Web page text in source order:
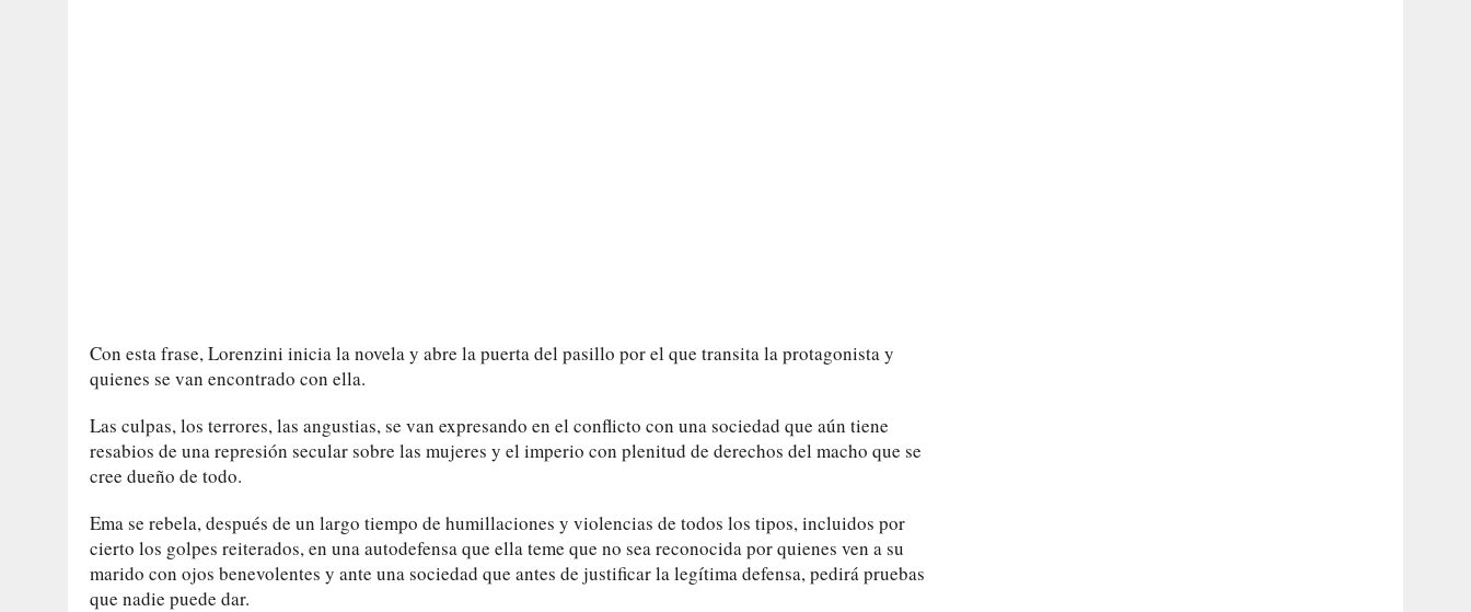
Con esta frase, Lorenzini inicia la novela y abre la puerta del pasillo por el que transita la protagonista y
quienes se van encontrado con ella.
Las culpas, los terrores, las angustias, se van expresando en el conflicto con una sociedad que aún tiene
resabios de una represión secular sobre las mujeres y el imperio con plenitud de derechos del macho que se
cree dueño de todo.
Ema se rebela, después de un largo tiempo de humillaciones y violencias de todos los tipos, incluidos por
cierto los golpes reiterados, en una autodefensa que ella teme que no sea reconocida por quienes ven a su
marido con ojos benevolentes y ante una sociedad que antes de justificar la legítima defensa, pedirá pruebas
que nadie puede dar.